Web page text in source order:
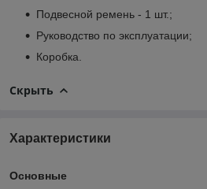
Подвесной ремень - 1 шт.;
Руководство по эксплуатации;
Коробка.
Скрыть
Характеристики
Основные